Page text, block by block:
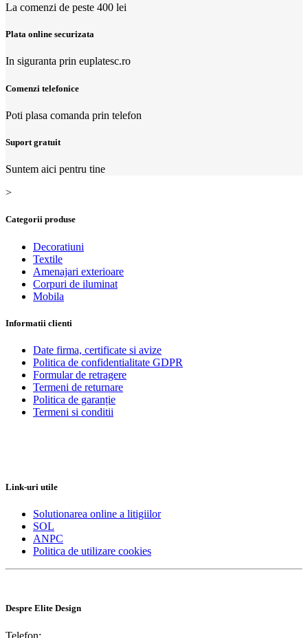
La comenzi de peste 400 lei
Plata online securizata
In siguranta prin euplatesc.ro
Comenzi telefonice
Poti plasa comanda prin telefon
Suport gratuit
Suntem aici pentru tine
>
Categorii produse
Decoratiuni
Textile
Amenajari exterioare
Corpuri de iluminat
Mobila
Informatii clienti
Date firma, certificate si avize
Politica de confidentialitate GDPR
Formular de retragere
Termeni de returnare
Politica de garanție
Termeni si conditii
Link-uri utile
Solutionarea online a litigiilor
SOL
ANPC
Politica de utilizare cookies
Despre Elite Design
Telefon: